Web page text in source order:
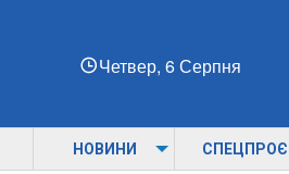
Четвер, 6 Серпня
НОВИНИ